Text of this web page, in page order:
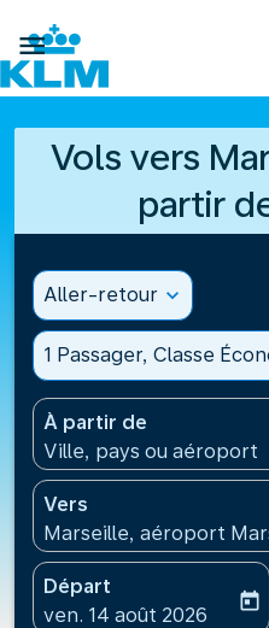

Vols vers
partir
Aller-retour expand_more
1 Passager, Classe
À partir de
Ville, pays ou aéroport
Vers
Marseille, aéroport
Départ
fc-booking-departure-
ven. 14 août 2026
today